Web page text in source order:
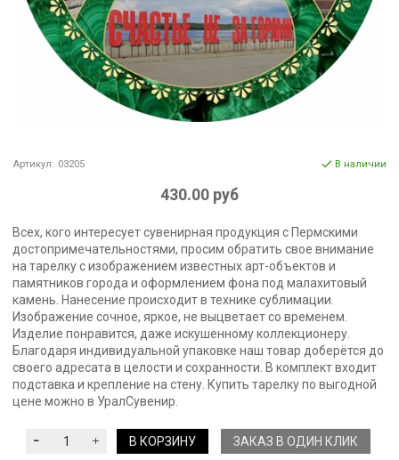
Артикул: 03205 В наличии
430.00 руб
Всех, кого интересует сувенирная продукция с Пермскими
достопримечательностями, просим обратить свое внимание
на тарелку с изображением известных арт-объектов и
памятников города и оформлением фона под малахитовый
камень. Нанесение происходит в технике сублимации.
Изображение сочное, яркое, не выцветает со временем.
Изделие понравится, даже искушенному коллекционеру.
Благодаря индивидуальной упаковке наш товар доберётся до
своего адресата в целости и сохранности. В комплект входит
подставка и крепление на стену. Купить тарелку по выгодной
цене можно в УралСувенир.
В КОРЗИНУ ЗАКАЗ В ОДИН КЛИК